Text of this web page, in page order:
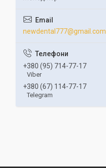
newdental777@gmail.com
+380 (95) 714-77-17
Viber
+380 (67) 114-77-17
Telegram